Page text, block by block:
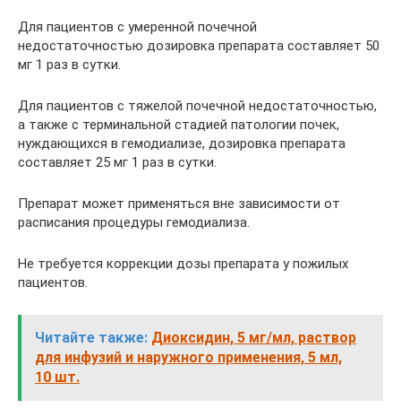
Для пациентов с умеренной почечной
недостаточностью дозировка препарата составляет 50
мг 1 раз в сутки.
Для пациентов с тяжелой почечной недостаточностью,
а также с терминальной стадией патологии почек,
нуждающихся в гемодиализе, дозировка препарата
составляет 25 мг 1 раз в сутки.
Препарат может применяться вне зависимости от
расписания процедуры гемодиализа.
Не требуется коррекции дозы препарата у пожилых
пациентов.
Читайте также: Диоксидин, 5 мг/мл, раствор
для инфузий и наружного применения, 5 мл,
10 шт.